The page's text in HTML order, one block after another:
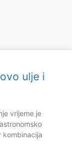
ulje i
vrijeme je
kombinacija